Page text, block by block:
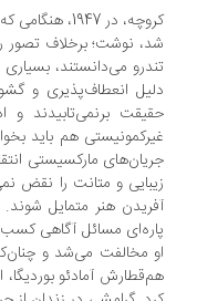
کروچه، در 1947،
نوشت؛ برخلاف تصور رایج که
می‌دانستند، بسیاری از
انعطاف‌پذیری و
برنمی‌تابیدند و
هم باید بخوانند.
مارکسیستی انتقاد
و متانت را نقض نمی‌کند و
هنر متمایل ‌شوند.
مسائل آگاهی کسب کنند،
مخالفت می‌شد و چنان‌که
آمادئو بوردیگا، از